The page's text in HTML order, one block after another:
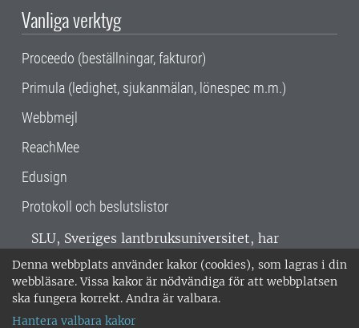
Denna webbplats använder kakor (cookies), som lagras i din
webbläsare. Vissa kakor är nödvändiga för att webbplatsen
ska fungera korrekt. Andra är valbara.
Hantera valbara kakor
Vanliga verktyg
Proceedo (beställningar, fakturor)
Primula (ledighet, sjukanmälan, lönespec m.m.)
Webbmejl
ReachMee
Edusign
Protokoll och beslutslistor
SLU, Sveriges lantbruksuniversitet, har
verksamhet över hela Sverige. Huvudorter är
Alnarp, Uppsala och Umeå.SLU är
miljöcertifierat enligt ISO 14001. •
018-67 10 00 • Org nr: 202100-2817 •